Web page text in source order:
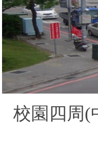
校園四 周(